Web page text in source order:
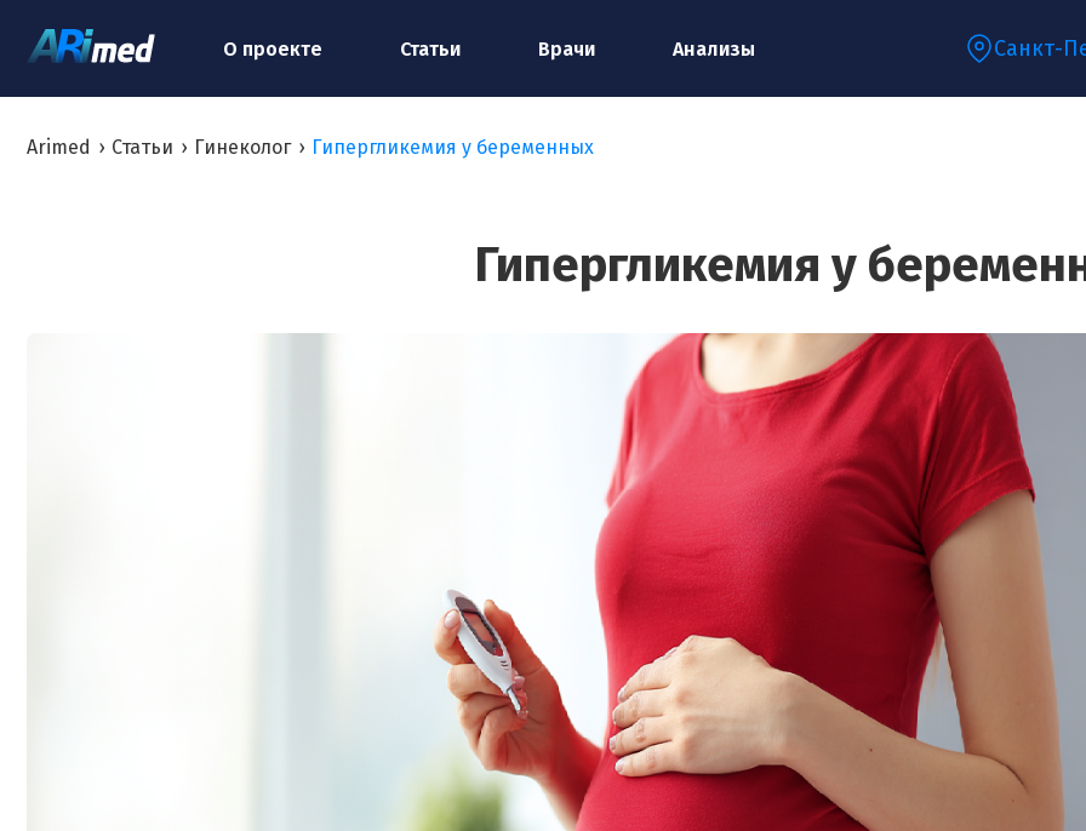
О проекте Статьи Врачи Анализы Санкт-
Arimed › Статьи › Гинеколог › Гипергликемия у беременных
Гипергликемия у
специалисту
Ваш телефон:*
Ваш e-mail:*
Я согласен на обработку моих персональных данных